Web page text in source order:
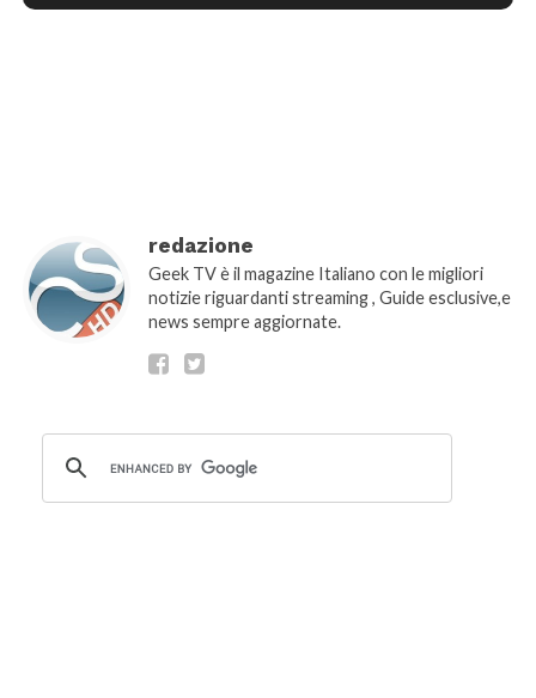
redazione
Geek TV è il magazine Italiano con le migliori
notizie riguardanti streaming , Guide esclusive,e
news sempre aggiornate.